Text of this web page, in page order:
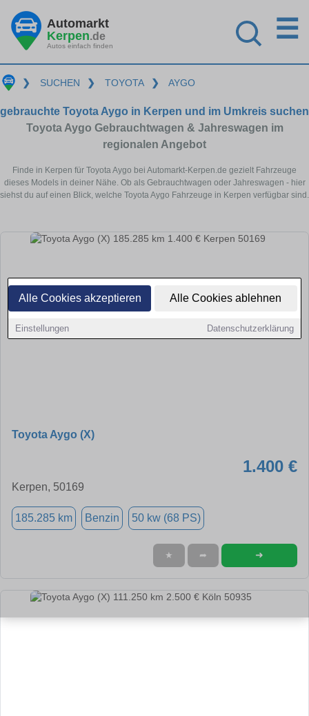
Alle Cookies akzeptieren Alle Cookies ablehnen
Einstellungen Datenschutzerklärung
Automarkt
Kerpen.de
Autos einfach finden
☰
❯ SUCHEN ❯ TOYOTA ❯ AYGO
gebrauchte Toyota Aygo in Kerpen und im Umkreis suchen
Toyota Aygo Gebrauchtwagen & Jahreswagen im
regionalen Angebot
Finde in Kerpen für Toyota Aygo bei Automarkt-Kerpen.de gezielt Fahrzeuge
dieses Models in deiner Nähe. Ob als Gebrauchtwagen oder Jahreswagen - hier
siehst du auf einen Blick, welche Toyota Aygo Fahrzeuge in Kerpen verfügbar sind.
Toyota Aygo (X)
1.400 €
Kerpen, 50169
185.285 km Benzin 50 kw (68 PS)
★ ➦ ➜